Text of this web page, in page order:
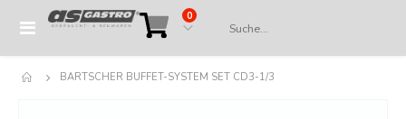
Navigation
Cart
0Artikel
BARTSCHER BUFFET-SYSTEM SET CD3-1/3